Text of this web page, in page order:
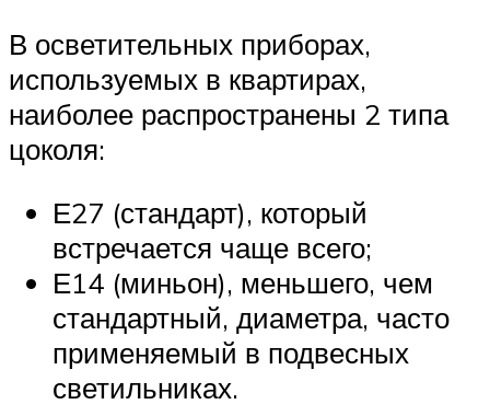
В осветительных приборах,
используемых в квартирах,
наиболее распространены 2 типа
цоколя:
Е27 (стандарт), который
встречается чаще всего;
Е14 (миньон), меньшего, чем
стандартный, диаметра, часто
применяемый в подвесных
светильниках.